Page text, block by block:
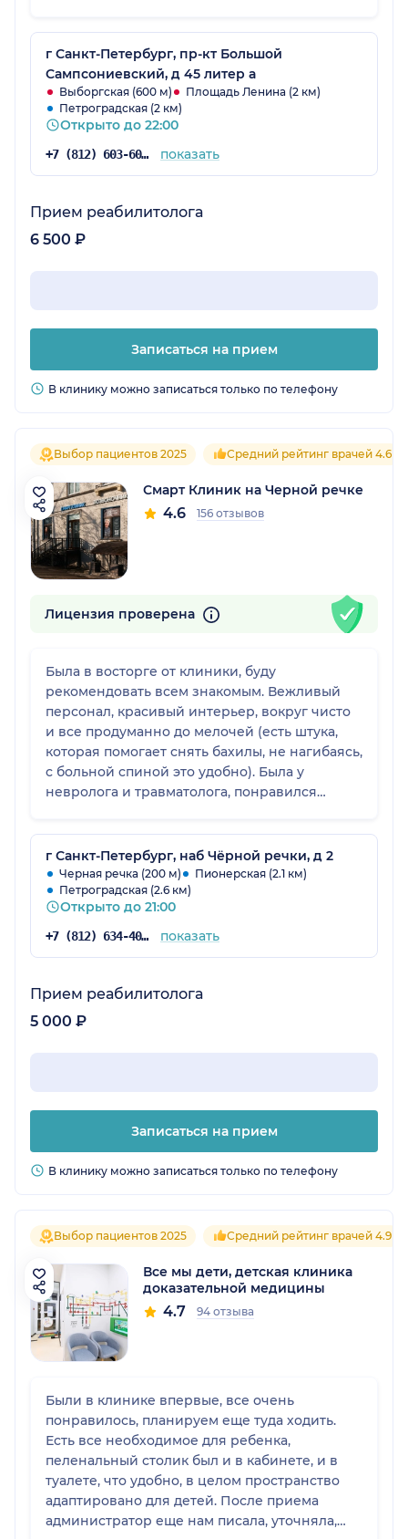
г Санкт-Петербург, пр-кт Большой
Сампсониевский, д 45 литер а
Выборгская (600 м)
Площадь Ленина (2 км)
Петроградская (2 км)
Открыто до 22:00
+7 (812) 603-60-42 показать
Прием реабилитолога
6 500 ₽
Записаться на прием
В клинику можно записаться только по телефону
Выбор пациентов 2025 Средний рейтинг врачей 4.6
Смарт Клиник на Черной речке
4.6 156 отзывов
Лицензия проверена
Была в восторге от клиники, буду
рекомендовать всем знакомым. Вежливый
персонал, красивый интерьер, вокруг чисто
и все продуманно до мелочей (есть штука,
которая помогает снять бахилы, не нагибаясь,
с больной спиной это удобно). Была у
невролога и травматолога, понравился
состояния.
г Санкт-Петербург, наб Чёрной речки, д 2
Черная речка (200 м)
Пионерская (2.1 км)
Петроградская (2.6 км)
Открыто до 21:00
+7 (812) 634-40-46 показать
Прием реабилитолога
5 000 ₽
Записаться на прием
В клинику можно записаться только по телефону
Выбор пациентов 2025 Средний рейтинг врачей 4.9
Все мы дети, детская клиника
доказательной медицины
4.7 94 отзыва
Были в клинике впервые, все очень
понравилось, планируем еще туда ходить.
Есть все необходимое для ребенка,
пеленальный столик был и в кабинете, и в
туалете, что удобно, в целом пространство
адаптировано для детей. После приема
администратор еще нам писала, уточняла,